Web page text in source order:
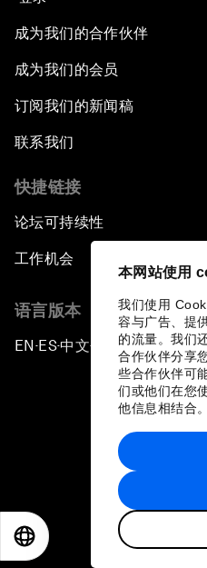
本网站使用
我们使用
容与广告、提
的流量。我们
合作伙伴分享
些合作伙伴可
们或他们在您
他信息相结合。
成为我们的合作伙伴
成为我们的会员
订阅我们的新闻稿
联系我们
快捷链接
论坛可持续性
工作机会
语言版本
EN ▪ES▪中文▪ 日本語
站